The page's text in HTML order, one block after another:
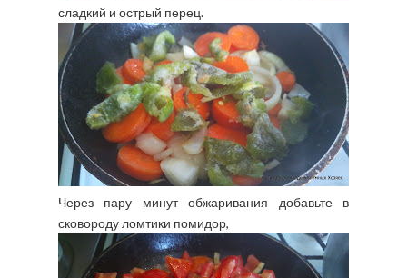
сладкий и острый перец.
Через пару минут обжаривания добавьте в
сковороду ломтики помидор,